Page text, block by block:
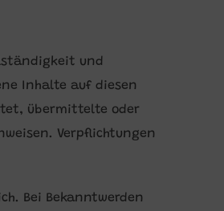
und
Inhalte auf diesen
übermittelte oder
Verpflichtungen
Bei Bekanntwerden